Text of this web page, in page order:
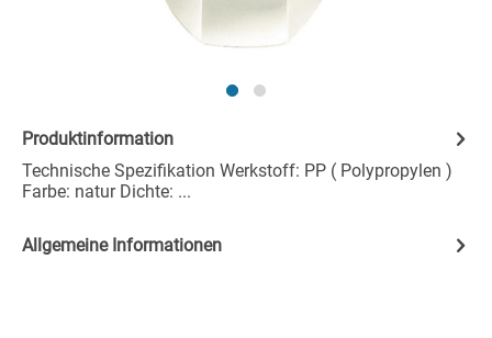
Produktinformation
Technische Spezifikation Werkstoff: PP ( Polypropylen )
Farbe: natur Dichte: ...
Allgemeine Informationen